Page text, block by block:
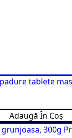
tablete
Adaugă În Coș